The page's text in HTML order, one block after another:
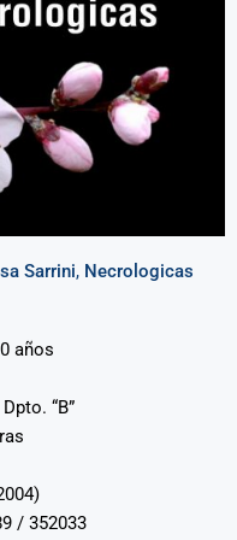
Sarrini, Necrologicas
años
“B”
/ 352033